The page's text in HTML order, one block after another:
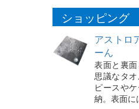
ショッピング
アストロ
ーん
表面と裏
思議なタ
ピースや
納。表面に